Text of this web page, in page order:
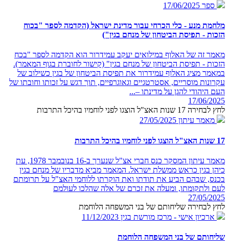
ספר 17/06/2025
מלחמת מנע - כלי הכרחי עבור מדינת ישראל (הקדמה לספר "בכוח
הזכות - תפיסת הביטחון של מנחם בגין")
מאמר זה של האלוף במילואים יעקב עמידרור הוא הקדמה לספר "בכח
הזכות - תפיסת הביטחון של מנחם בגין" (קישור לחוברת בגוף המאמר).
במאמר מציג האלוף עמידרור את תפיסת הביטחון של בגין כשילוב של
עקרונות מוסריים, אסטרטגיים וגאוגרפיים, תוך דגש על זכותו וחובתו של
העם היהודי להגן על מדינתו –...
17/06/2025
לחץ לבחירה 17 שנות האצ"ל הוצגו לפני לוחמיו בהיכל התרבות
מאמר עיתון 27/05/2025
17 שנות האצ"ל הוצגו לפני לוחמיו בהיכל התרבות
מאמר עיתון המסקר כנס חברי אצ"ל שנערך ב-16 בנובמבר 1978, עת
כיהן בגין כראש ממשלת ישראל. המאמר מביא מדבריו של מנחם בגין
בכנס, שבהם הביע את תודתו ואת הוקרתו ללוחמי האצ"ל על תרומתם
לעם ולתקומתו, ומעלה את זכרם של אלה שהלכו לעולמם
27/05/2025
לחץ לבחירה שליחותם של בני המשפחה הלוחמת
ארכיון אישי - מרכז מורשת בגין 11/12/2023
שליחותם של בני המשפחה הלוחמת